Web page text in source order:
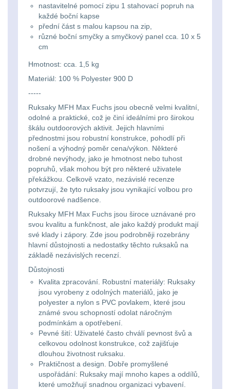
baterie
Svítilny
pro
baterie
Svítilny
pro
21700
baterie
Svítilny
pro
26650
baterie
Svítilny
CR123A
nebo
zbraně
Hydratační
vaky
Kapsy
Peněženky
Doplňky
batohům
optiku
Potápačské svetlá2
Kapesní svítilny4
Policejní svítilny 4
Lovecké svítilny1
Nabíjacie baterky6
Svietidlá s magnetom2
Svietidlá CRI≥901
Laserové značkovače9
Držiaky a
príslušenstvo34
186501
14500 / AA / AAA4
16340 a CR1231
Nabíjačky9
nastavitelné pomocí zipu 1 stahovací popruh na
každé boční kapse
přední část s malou kapsou na zip,
různé boční smyčky a smyčkový panel cca. 10 x 5
cm
Hmotnost: cca. 1,5 kg
Materiál: 100 % Polyester 900 D
-----
Ruksaky MFH Max Fuchs jsou obecně velmi kvalitní,
odolné a praktické, což je činí ideálními pro širokou
škálu outdoorových aktivit. Jejich hlavními
přednostmi jsou robustní konstrukce, pohodlí při
nošení a výhodný poměr cena/výkon. Některé
drobné nevýhody, jako je hmotnost nebo tuhost
popruhů, však mohou být pro některé uživatele
překážkou. Celkově vzato, nezávislé recenze
potvrzují, že tyto ruksaky jsou vynikající volbou pro
outdoorové nadšence.
Ruksaky MFH Max Fuchs jsou široce uznávané pro
svou kvalitu a funkčnost, ale jako každý produkt mají
své klady i zápory. Zde jsou podrobněji rozebrány
hlavní důstojnosti a nedostatky těchto ruksaků na
základě nezávislých recenzí.
Důstojnosti
Kvalita zpracování. Robustní materiály: Ruksaky
jsou vyrobeny z odolných materiálů, jako je
polyester a nylon s PVC povlakem, které jsou
známé svou schopností odolat náročným
podmínkám a opotřebení.
Pevné šití: Uživatelé často chválí pevnost švů a
celkovou odolnost konstrukce, což zajišťuje
dlouhou životnost ruksaku.
Praktičnost a design. Dobře promyšlené
uspořádání: Ruksaky mají mnoho kapes a oddílů,
které umožňují snadnou organizaci vybavení.